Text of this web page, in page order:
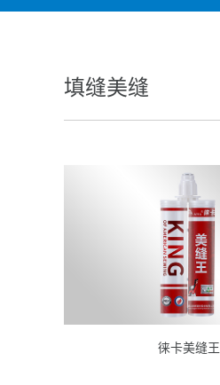
填缝美缝
徕卡美缝王